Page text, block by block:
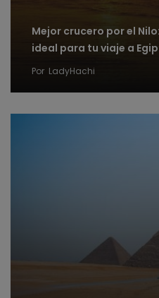
Mejor crucero por el
ideal para tu viaje a
Por LadyHachi